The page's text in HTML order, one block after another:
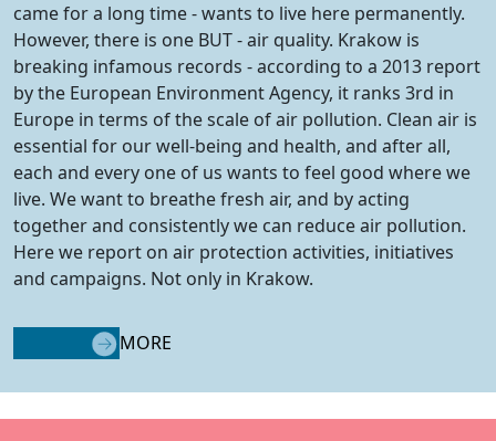
came for a long time - wants to live here permanently.
However, there is one BUT - air quality. Krakow is
breaking infamous records - according to a 2013 report
by the European Environment Agency, it ranks 3rd in
Europe in terms of the scale of air pollution. Clean air is
essential for our well-being and health, and after all,
each and every one of us wants to feel good where we
live. We want to breathe fresh air, and by acting
together and consistently we can reduce air pollution.
Here we report on air protection activities, initiatives
and campaigns. Not only in Krakow.
MORE